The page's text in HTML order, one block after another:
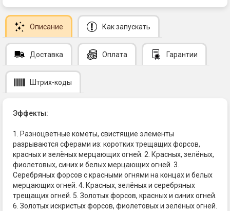
Описание Как запускать
Доставка Оплата Гарантии
Штрих-коды
Эффекты:
1. Разноцветные кометы, свистящие элементы
разрываются сферами из: коротких трещащих форсов,
красных и зелёных мерцающих огней. 2. Красных, зелёных,
фиолетовых, синих и белых мерцающих огней. 3.
Серебряных форсов с красными огнями на концах и белых
мерцающих огней. 4. Красных, зелёных и серебряных
трещащих огней. 5. Золотых форсов, красных и синих огней.
6. Золотых искристых форсов, фиолетовых и зелёных огней.